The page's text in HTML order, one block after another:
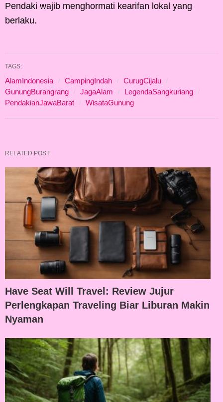
Pendaki wajib menghormati kearifan lokal yang
berlaku.
TAGS:
AlamIndonesia CampingIndah
CurugCijalu
GunungBurangrang
JagaAlam
LegendaSangkuriang
PendakianJawaBarat
WisataGunung
RELATED POST
Have Seat Will Travel: Review Jujur
Perlengkapan Traveling Biar Liburan Makin
Nyaman